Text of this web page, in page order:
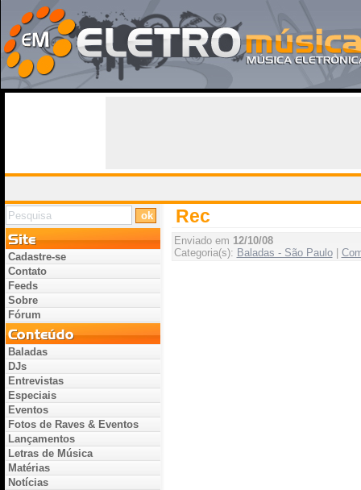
Rec
Enviado em 12/10/08
Categoria(s): Baladas - São Paulo|
Cadastre-se
Contato
Feeds
Sobre
Fórum
Baladas
DJs
Entrevistas
Especiais
Eventos
Fotos de Raves & Eventos
Lançamentos
Letras de Música
Matérias
Notícias